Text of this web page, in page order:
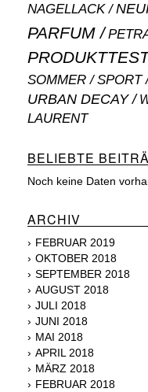
NAGELLACK
PARFUM
SOMMER SPORT
URBAN DECAY
LAURENT
BELIEBTE
Noch keine Daten
ARCHIV
FEBRUAR 2019
OKTOBER 2018
SEPTEMBER 2018
AUGUST 2018
JULI 2018
JUNI 2018
MAI 2018
APRIL 2018
MÄRZ 2018
FEBRUAR 2018